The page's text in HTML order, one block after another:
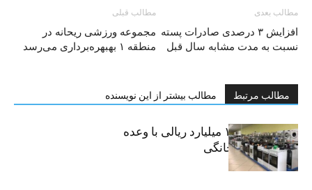
مطالب قبلی
مجموعه ورزشی ریحانه در
منطقه ۱ بهبهره‌برداری می‌رسد
مطالب بعدی
افزایش ۳ درصدی صادرات پسته
نسبت به مدت مشابه سال قبل
مطالب مرتبط مطالب بیشتر از این نویسنده
کلاهبرداری ۱۰۰ میلیارد ریالی با وعده
فروش لوازم خانگی